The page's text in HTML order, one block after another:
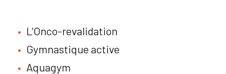
L’Onco-revalidation
Gymnastique active
Aquagym